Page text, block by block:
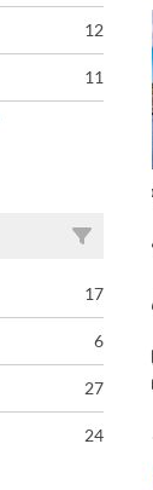
12
11
17
6
27
24